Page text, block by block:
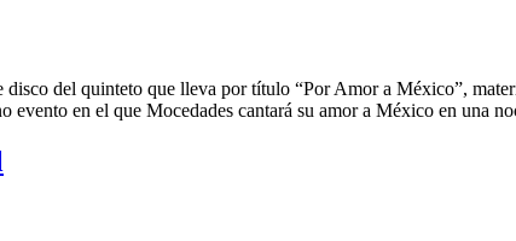
del quinteto que lleva por título “Por Amor a México”,
en el que Mocedades cantará su amor a México en una